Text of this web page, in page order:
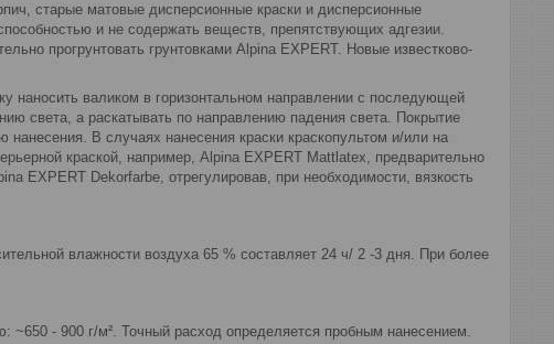
старые матовые дисперсионные краски и дисперсионные
и не содержать веществ, препятствующих адгезии.
прогрунтовать грунтовками Alpina EXPERT. Новые известково-
наносить валиком в горизонтальном направлении с последующей
света, а раскатывать по направлению падения света. Покрытие
В случаях нанесения краски краскопультом и/или на
краской, например, Alpina EXPERT Mattlatex, предварительно
EXPERT Dekorfarbe, отрегулировав, при необходимости, вязкость
влажности воздуха 65 % составляет 24 ч/ 2 -3 дня. При более
- 900 г/м². Точный расход определяется пробным нанесением.